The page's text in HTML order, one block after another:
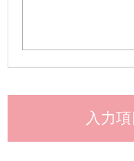
入力